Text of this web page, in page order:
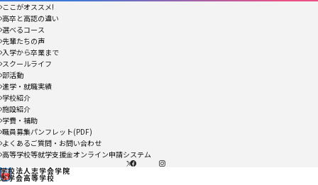
ここがオススメ!
高卒と高認の違い
選べるコース
先輩たちの声
入学から卒業まで
スクールライフ
部活動
進学・就職実績
学校紹介
施設紹介
学費・補助
職員募集パンフレット(PDF)
よくあるご質問・お問い合わせ
高等学校等就学支援金オンライン申請システム
X
facebook
学校法人志学会学院
志学会高等学校